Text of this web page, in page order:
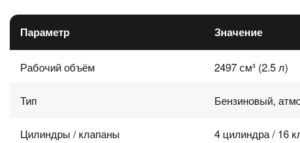
Параметр Значение
Рабочий объём 2497 см³ (2.5 л)
Тип Бензиновый,
Цилиндры / клапаны 4 цилиндра / 16